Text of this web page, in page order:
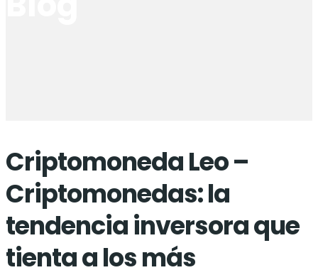
Criptomoneda Leo –
Criptomonedas: la
tendencia inversora que
tienta a los más